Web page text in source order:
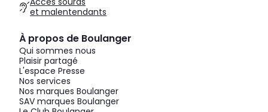
et malentendants
À propos de Boulanger
Qui sommes nous
Plaisir partagé
L'espace Presse
Nos services
Nos marques Boulanger
SAV marques Boulanger